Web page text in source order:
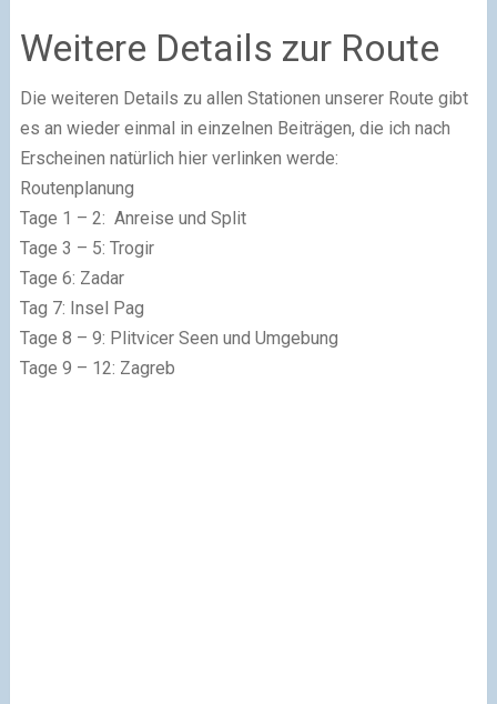
Weitere Details zur Route
Die weiteren Details zu allen Stationen unserer Route gibt
es an wieder einmal in einzelnen Beiträgen, die ich nach
Erscheinen natürlich hier verlinken werde:
Routenplanung
Tage 1 – 2: Anreise und Split
Tage 3 – 5: Trogir
Tage 6: Zadar
Tag 7: Insel Pag
Tage 8 – 9: Plitvicer Seen und Umgebung
Tage 9 – 12: Zagreb